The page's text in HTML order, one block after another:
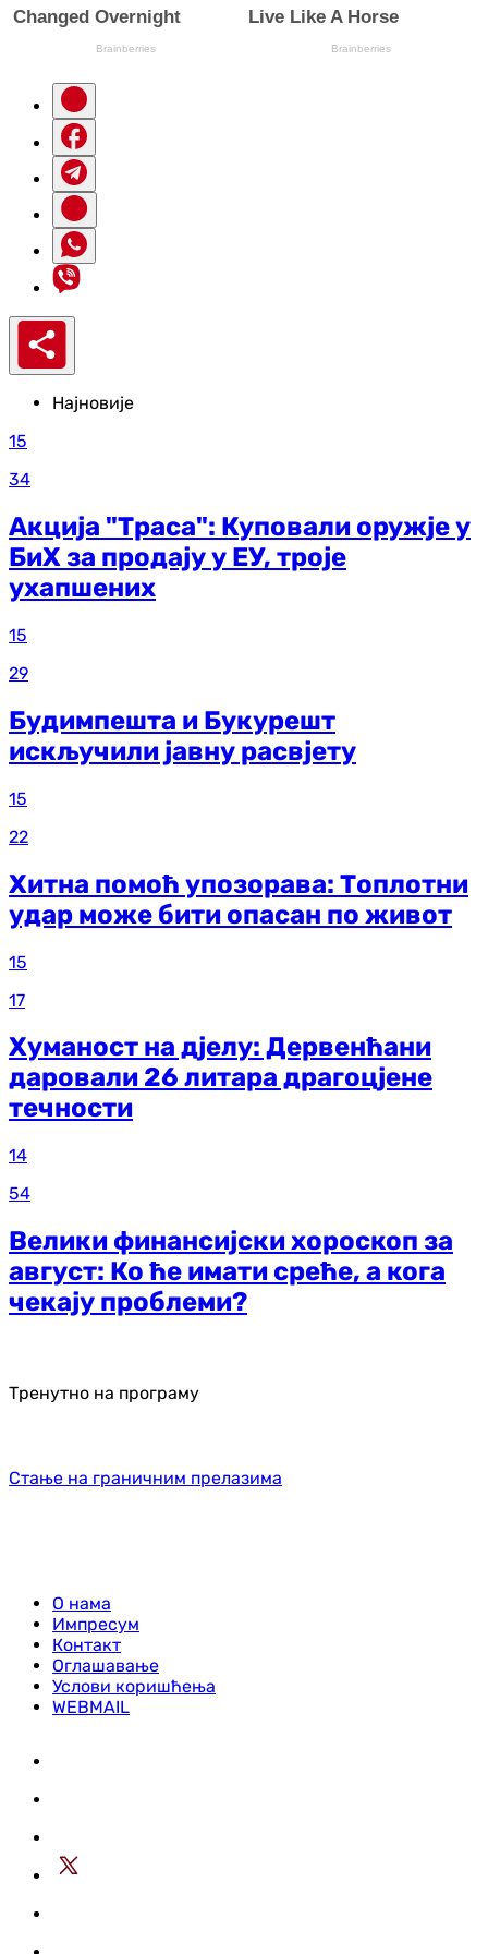
Најновије
15
34
Акција "Траса": Куповали оружје у
БиХ за продају у ЕУ, троје
ухапшених
15
29
Будимпешта и Букурешт
искључили јавну расвјету
15
22
Хитна помоћ упозорава: Топлотни
удар може бити опасан по живот
15
17
Хуманост на дјелу: Дервенћани
даровали 26 литара драгоцјене
течности
14
54
Велики финансијски хороскоп за
август: Ко ће имати среће, а кога
чекају проблеми?
Тренутно на програму
Стање на граничним прелазима
О нама
Импресум
Контакт
Оглашавање
Услови коришћења
WEBMAIL